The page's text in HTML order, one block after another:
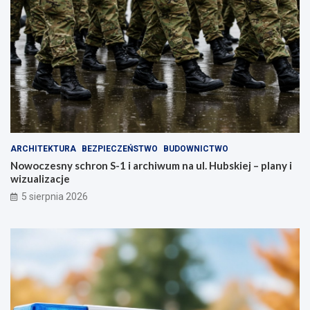
r
a
z
m
i
e
n
m
i
s
t
o
!
z
a
d
b
a
j
o
s
w
o
e
z
d
r
i
ARCHITEKTURA BEZPIECZEŃSTWO BUDOWNICTWO
Nowoczesny schron S-1 i archiwum na ul. Hubskiej – plany i
wizualizacje
5 sierpnia 2026